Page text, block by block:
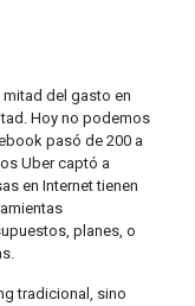
del gasto en
Hoy no podemos
pasó de 200 a
Uber captó a
en Internet tienen
planes, o
tradicional, sino